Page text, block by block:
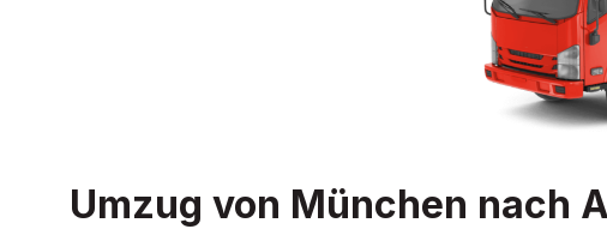
Umzug von München nach